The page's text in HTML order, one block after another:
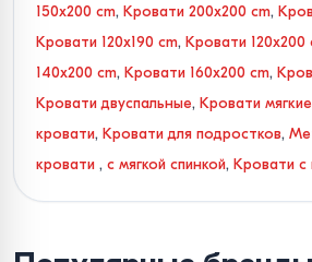
150x200 cm, Кровати 200x200 cm,
Кровати 120x190 cm, Кровати 120x200
140x200 cm, Кровати 160x200 cm,
Кровати двуспальные, Кровати мягкие
кровати, Кровати для подростков,
кровати , с мягкой спинкой, Кровати
Кровати с каркасом и ламелями ,